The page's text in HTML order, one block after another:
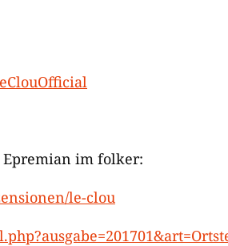
Epremian im folker:
le-clou